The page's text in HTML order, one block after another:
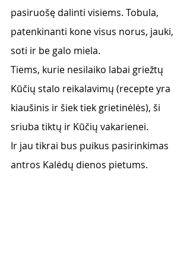
pasiruošę dalinti visiems. Tobula,
patenkinanti kone visus norus, jauki,
soti ir be galo miela.
Tiems, kurie nesilaiko labai griežtų
Kūčių stalo reikalavimų (recepte yra
kiaušinis ir šiek tiek grietinėlės), ši
sriuba tiktų ir Kūčių vakarienei.
Ir jau tikrai bus puikus pasirinkimas
antros Kalėdų dienos pietums.